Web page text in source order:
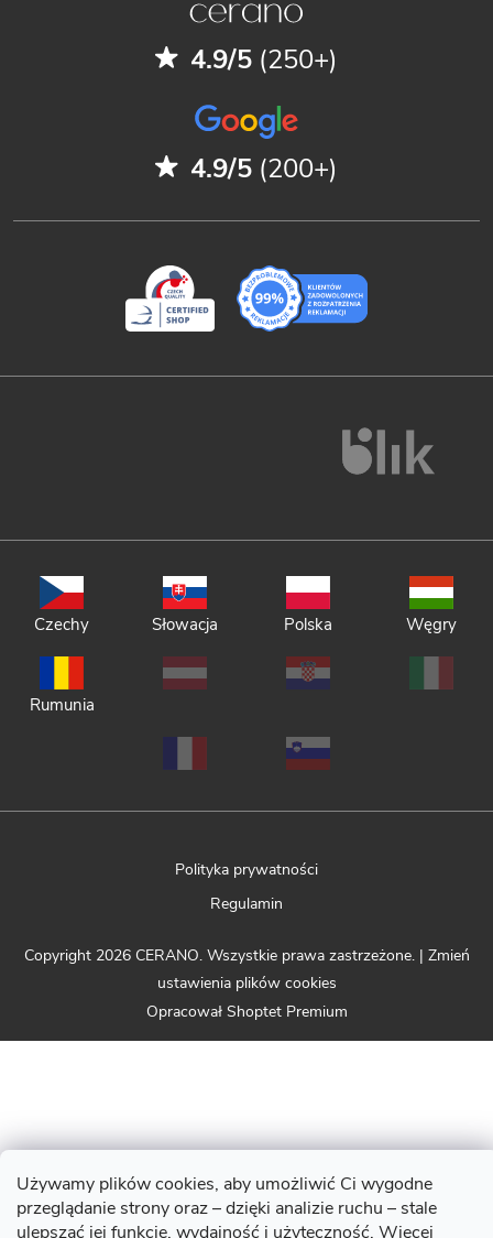
Używamy plików cookies, aby umożliwić Ci wygodne
przeglądanie strony oraz – dzięki analizie ruchu – stale
ulepszać jej funkcje, wydajność i użyteczność. Więcej
4.9/5 (250+)
4.9/5 (200+)
Czechy Słowacja Polska Węgry
Rumunia
Polityka prywatności
Regulamin
Opracował Shoptet Premium
Copyright 2026 CERANO. Wszystkie prawa zastrzeżone. | Zmień
ustawienia plików cookies